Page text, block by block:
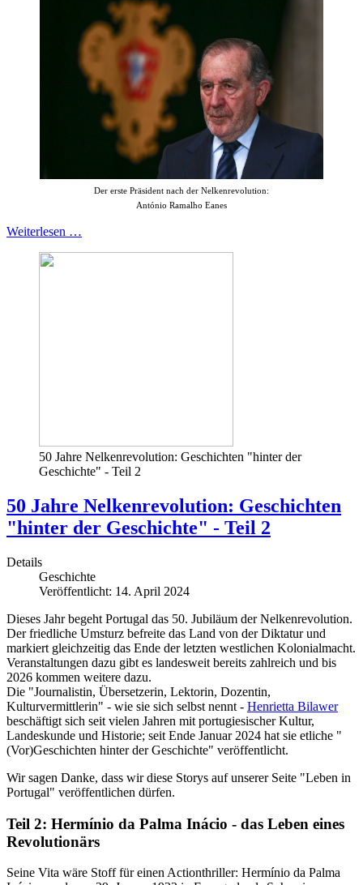
Der erste Präsident nach der Nelkenrevolution:
António Ramalho Eanes
Weiterlesen …
50 Jahre Nelkenrevolution: Geschichten "hinter der
Geschichte" - Teil 2
50 Jahre Nelkenrevolution: Geschichten
"hinter der Geschichte" - Teil 2
Details
Geschichte
Veröffentlicht: 14. April 2024
Dieses Jahr begeht Portugal das 50. Jubiläum der Nelkenrevolution.
Der friedliche Umsturz befreite das Land von der Diktatur und
markiert gleichzeitig das Ende der letzten westlichen Kolonialmacht.
Veranstaltungen dazu gibt es landesweit bereits zahlreich und bis
2026 kommen weitere dazu.
Die "Journalistin, Übersetzerin, Lektorin, Dozentin,
Kulturvermittlerin" - wie sie sich selbst nennt - Henrietta Bilawer
beschäftigt sich seit vielen Jahren mit portugiesischer Kultur,
Landeskunde und Historie; seit Ende Januar 2024 hat sie etliche "
(Vor)Geschichten hinter der Geschichte" veröffentlicht.
Wir sagen Danke, dass wir diese Storys auf unserer Seite "Leben in
Portugal" veröffentlichen dürfen.
Teil 2: Hermínio da Palma Inácio - das Leben eines
Revolutionärs
Seine Vita wäre Stoff für einen Actionthriller: Hermínio da Palma